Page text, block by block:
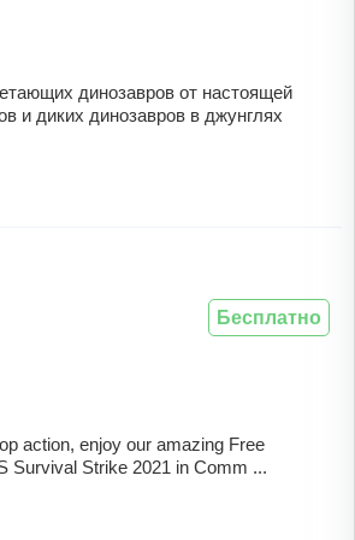
динозавров от настоящей
и диких динозавров в джунглях
action, enjoy our amazing Free
Survival Strike 2021 in Comm ...
Бесплатно